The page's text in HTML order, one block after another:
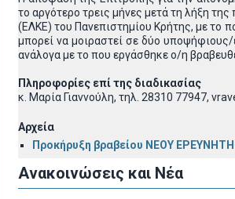
το αργότερο τρεις μήνες μετά τη λήξη
(ΕΛΚΕ) του Πανεπιστημίου Κρήτης, με το
μπορεί να μοιραστεί σε δύο υποψήφιους/
ανάλογα με το που εργάσθηκε ο/η
Πληροφορίες επί της διαδικασίας
κ. Μαρία Γιαννούλη, τηλ. 28310 77947,
Αρχεία
Προκήρυξη βραβείου ΝΕΟΥ
Ανακοινώσεις και Νέα